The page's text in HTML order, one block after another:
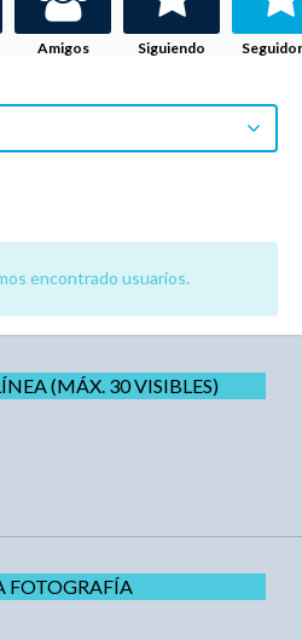
Amigos Siguiendo
encontrado usuarios.
(MÁX. 30 VISIBLES)
FOTOGRAFÍA